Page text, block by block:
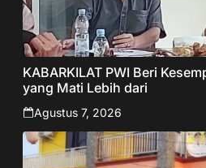
KABARKILAT PWI Beri
yang Mati Lebih dari
Agustus 7, 2026